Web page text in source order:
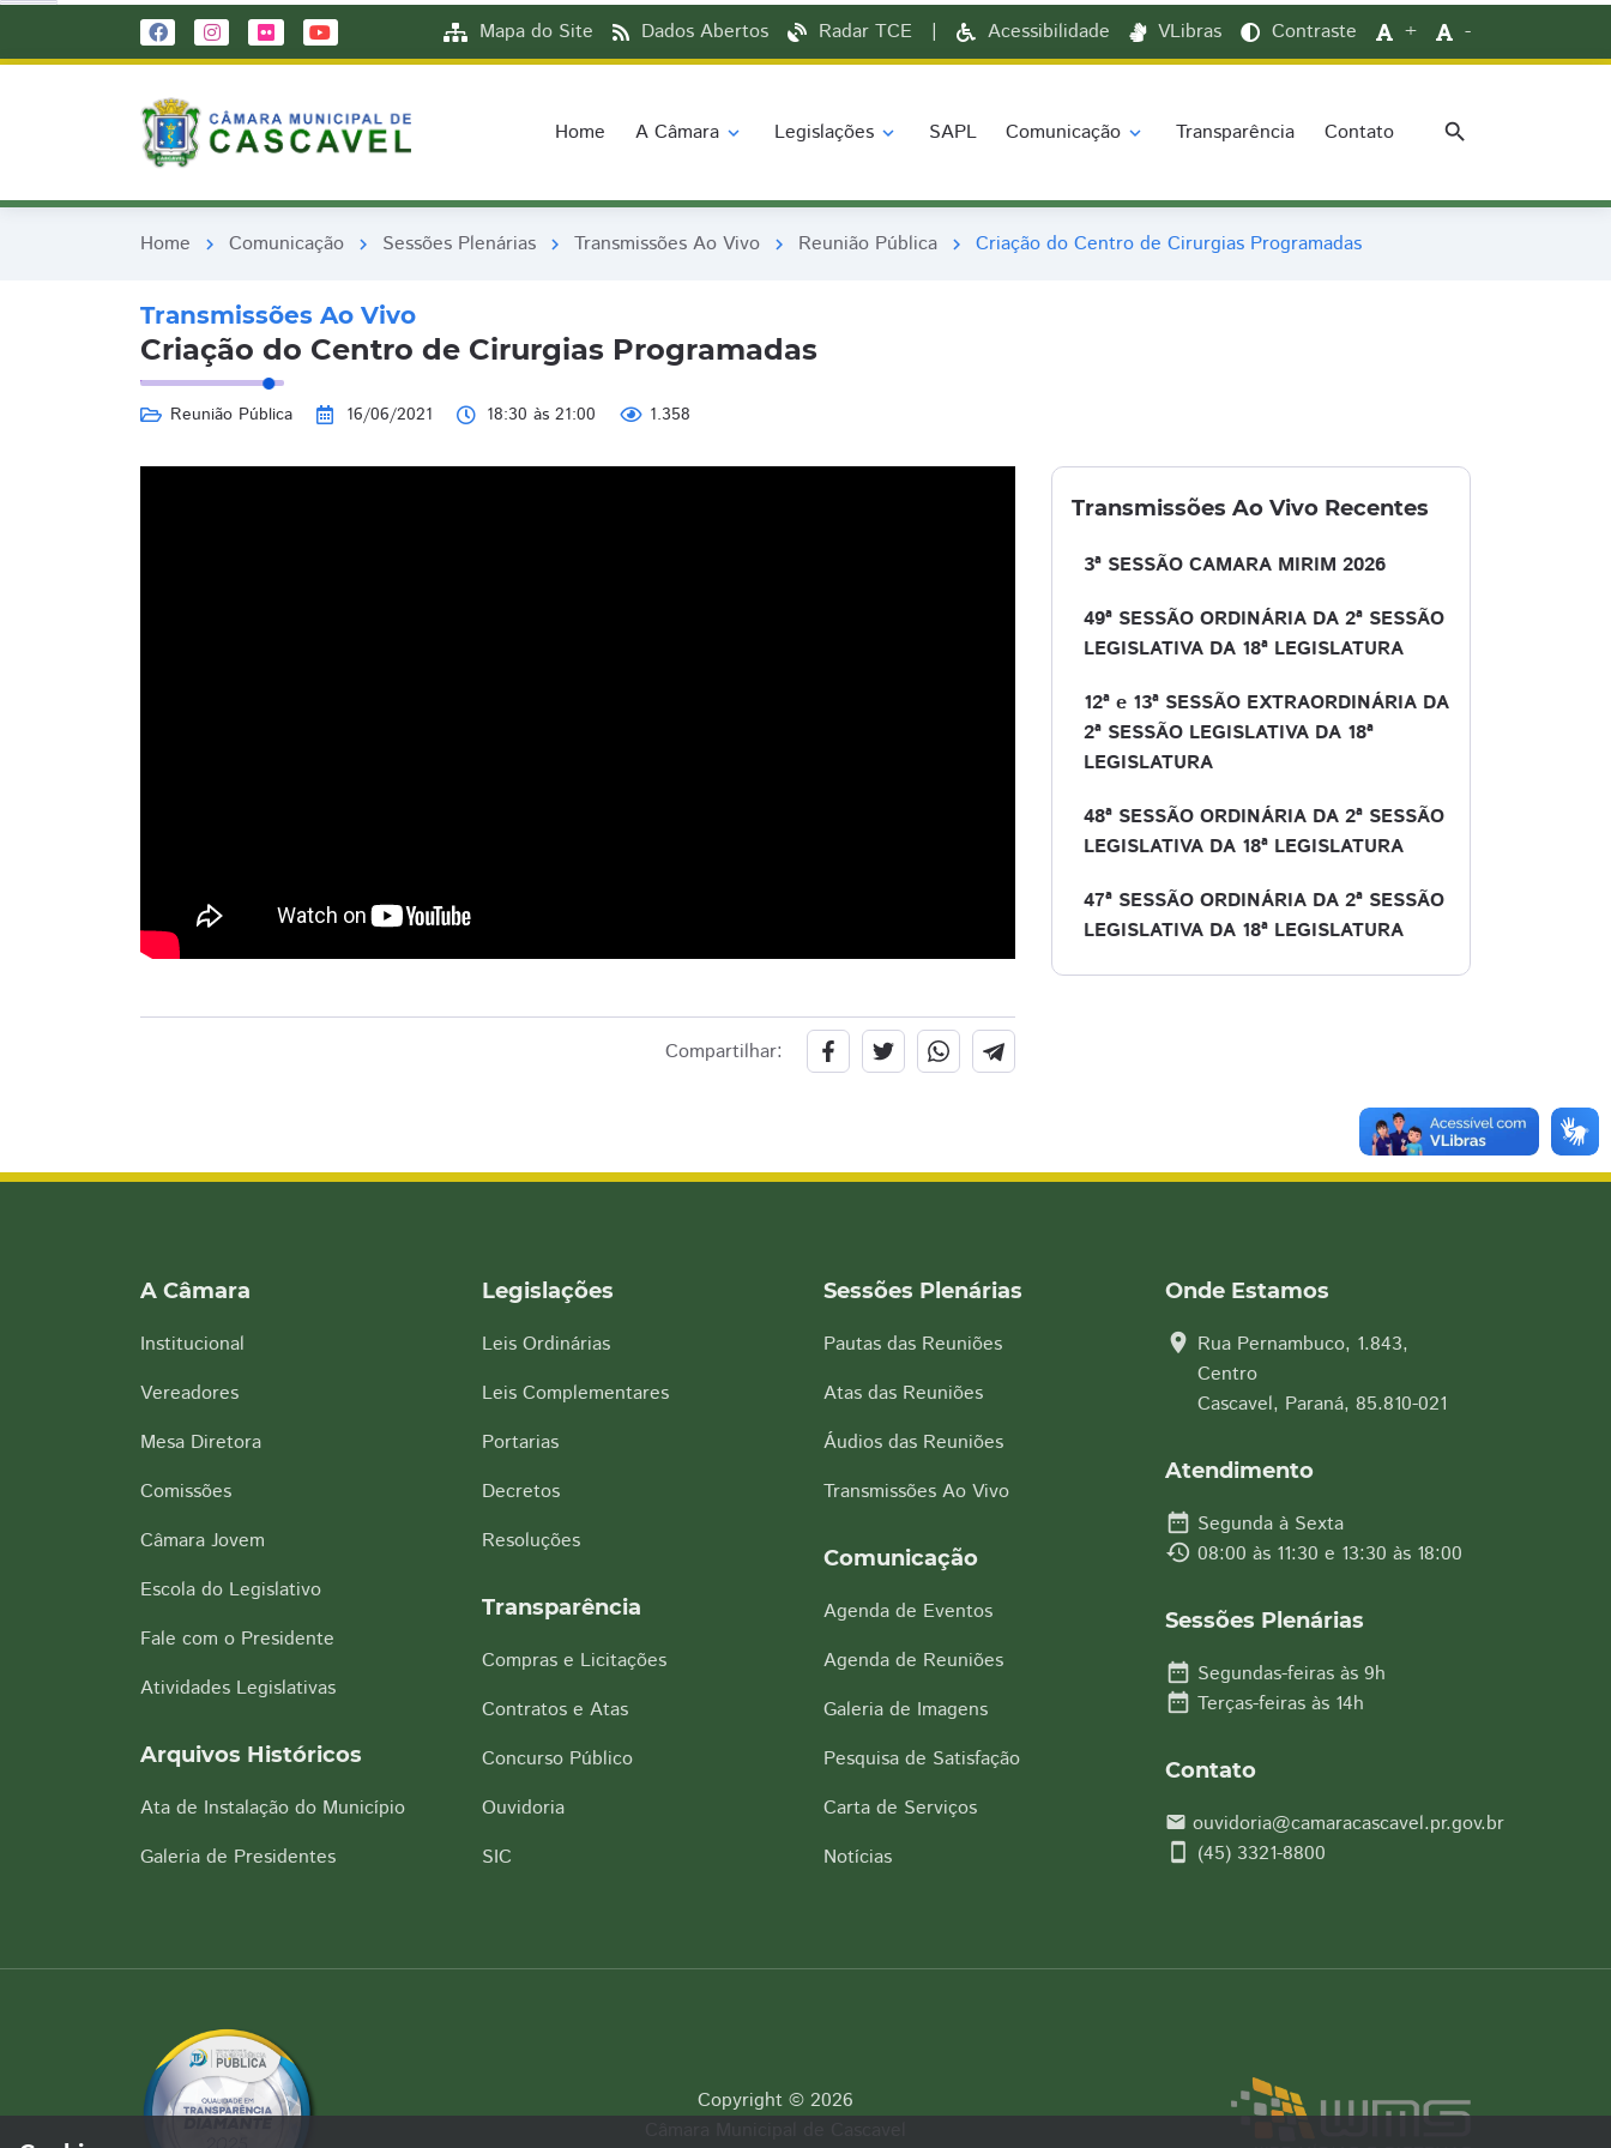
Mapa do Site Dados Abertos Radar TCE | Acessibilidade VLibras Contraste + -
Home A Câmara expand_more Legislações expand_more SAPL Comunicação expand_more Transparência Contato search
Home chevron_right Comunicação chevron_right Sessões Plenárias chevron_right Transmissões Ao Vivo chevron_right Reunião Pública chevron_right Criação do Centro de Cirurgias Programadas
Transmissões Ao Vivo
Criação do Centro de Cirurgias Programadas
Reunião Pública 16/06/2021 18:30 às 21:00 1.358
Compartilhar:
Transmissões Ao Vivo Recentes
3ª SESSÃO CAMARA MIRIM 2026
49ª SESSÃO ORDINÁRIA DA 2ª SESSÃO
LEGISLATIVA DA 18ª LEGISLATURA
12ª e 13ª SESSÃO EXTRAORDINÁRIA DA
2ª SESSÃO LEGISLATIVA DA 18ª
LEGISLATURA
48ª SESSÃO ORDINÁRIA DA 2ª SESSÃO
LEGISLATIVA DA 18ª LEGISLATURA
47ª SESSÃO ORDINÁRIA DA 2ª SESSÃO
LEGISLATIVA DA 18ª LEGISLATURA
A Câmara
Institucional
Vereadores
Mesa Diretora
Comissões
Câmara Jovem
Escola do Legislativo
Fale com o Presidente
Atividades Legislativas
Arquivos Históricos
Ata de Instalação do Município
Galeria de Presidentes
Legislações
Leis Ordinárias
Leis Complementares
Portarias
Decretos
Resoluções
Transparência
Compras e Licitações
Contratos e Atas
Concurso Público
Ouvidoria
SIC
Sessões Plenárias
Pautas das Reuniões
Atas das Reuniões
Áudios das Reuniões
Transmissões Ao Vivo
Comunicação
Agenda de Eventos
Agenda de Reuniões
Galeria de Imagens
Pesquisa de Satisfação
Carta de Serviços
Notícias
Onde Estamos
location_on Rua Pernambuco, 1.843,
Centro
Cascavel, Paraná, 85.810-021
Atendimento
date_range Segunda à Sexta
history 08:00 às 11:30 e 13:30 às 18:00
Sessões Plenárias
date_range Segundas-feiras às 9h
date_range Terças-feiras às 14h
Contato
email ouvidoria@camaracascavel.pr.gov.br
smartphone (45) 3321-8800
Copyright © 2026